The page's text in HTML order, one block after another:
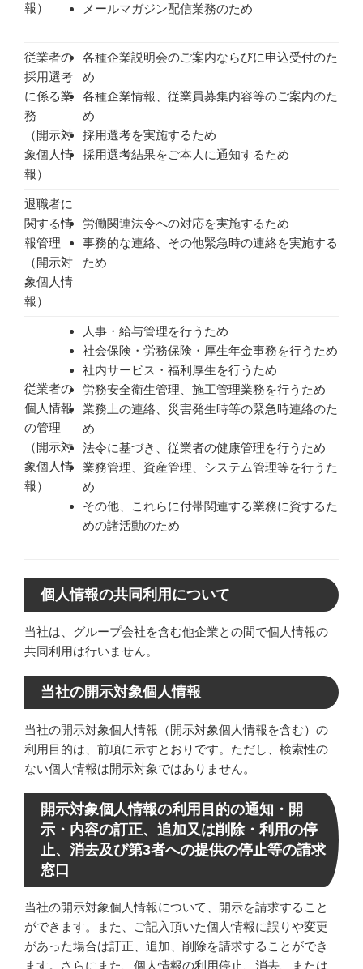
報）
メールマガジン配信業務のため
従業者の
採用選考
に係る業
務
（開示対
象個人情
報）
各種企業説明会のご案内ならびに申込受付のた
め
各種企業情報、従業員募集内容等のご案内のた
め
採用選考を実施するため
採用選考結果をご本人に通知するため
退職者に
関する情
報管理
（開示対
象個人情
報）
労働関連法令への対応を実施するため
事務的な連絡、その他緊急時の連絡を実施する
ため
従業者の
個人情報
の管理
（開示対
象個人情
報）
人事・給与管理を行うため
社会保険・労務保険・厚生年金事務を行うため
社内サービス・福利厚生を行うため
労務安全衛生管理、施工管理業務を行うため
業務上の連絡、災害発生時等の緊急時連絡のた
め
法令に基づき、従業者の健康管理を行うため
業務管理、資産管理、システム管理等を行うた
め
その他、これらに付帯関連する業務に資するた
めの諸活動のため
個人情報の共同利用について
当社は、グループ会社を含む他企業との間で個人情報の
共同利用は行いません。
当社の開示対象個人情報
当社の開示対象個人情報（開示対象個人情報を含む）の
利用目的は、前項に示すとおりです。ただし、検索性の
ない個人情報は開示対象ではありません。
開示対象個人情報の利用目的の通知・開
示・内容の訂正、追加又は削除・利用の停
止、消去及び第3者への提供の停止等の請求
窓口
当社の開示対象個人情報について、開示を請求すること
ができます。また、ご記入頂いた個人情報に誤りや変更
があった場合は訂正、追加、削除を請求することができ
ます。さらにまた、個人情報の利用停止、消去、または